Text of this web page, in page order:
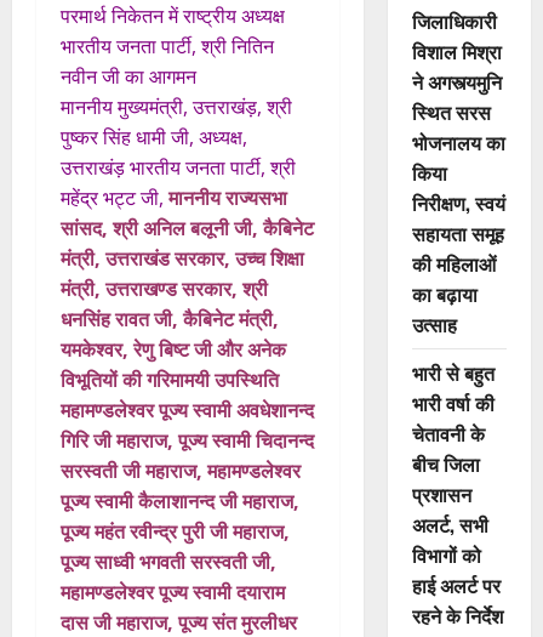
परमार्थ निकेतन में राष्ट्रीय अध्यक्ष
भारतीय जनता पार्टी, श्री नितिन
नवीन जी का आगमन
माननीय मुख्यमंत्री, उत्तराखंड़, श्री
पुष्कर सिंह धामी जी, अध्यक्ष,
उत्तराखंड़ भारतीय जनता पार्टी, श्री
महेंद्र भट्ट जी, माननीय राज्यसभा
सांसद, श्री अनिल बलूनी जी, कैबिनेट
मंत्री, उत्तराखंड सरकार, उच्च शिक्षा
मंत्री, उत्तराखण्ड सरकार, श्री
धनसिंह रावत जी, कैबिनेट मंत्री,
यमकेश्वर, रेणु बिष्ट जी और अनेक
विभूतियों की गरिमामयी उपस्थिति
महामण्डलेश्वर पूज्य स्वामी अवधेशानन्द
गिरि जी महाराज, पूज्य स्वामी चिदानन्द
सरस्वती जी महाराज, महामण्डलेश्वर
पूज्य स्वामी कैलाशानन्द जी महाराज,
पूज्य महंत रवीन्द्र पुरी जी महाराज,
पूज्य साध्वी भगवती सरस्वती जी,
महामण्डलेश्वर पूज्य स्वामी दयाराम
दास जी महाराज, पूज्य संत मुरलीधर
जिलाधिकारी
विशाल मिश्रा
ने अगस्त्यमुनि
स्थित सरस
भोजनालय का
किया
निरीक्षण, स्वयं
सहायता समूह
की महिलाओं
का बढ़ाया
उत्साह
भारी से बहुत
भारी वर्षा की
चेतावनी के
बीच जिला
प्रशासन
अलर्ट, सभी
विभागों को
हाई अलर्ट पर
रहने के निर्देश